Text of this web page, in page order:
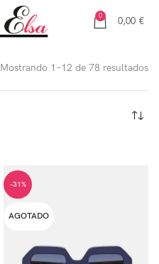
0 0,00 €
Mostrando 1–12 de 78 resultados
-31%
AGOTADO